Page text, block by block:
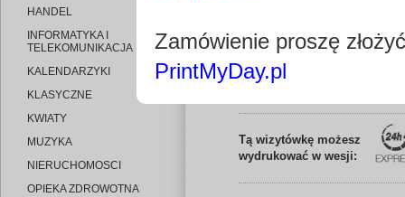
HANDEL
INFORMATYKA I
TELEKOMUNIKACJA
KALENDARZYKI
KLASYCZNE
KWIATY
MUZYKA
NIERUCHOMOSCI
OPIEKA ZDROWOTNA
Edytuj
Tą wizytówkę możesz
wydrukować w wesji:
Zamówienie proszę
PrintMyDay.pl